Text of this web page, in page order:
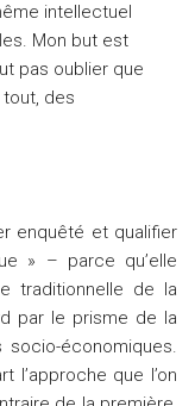
intellectuel
Mon but est
pas oublier que
des
enquêté et qualifier
» – parce qu’elle
traditionnelle de la
par le prisme de la
économiques.
l’approche que l’on